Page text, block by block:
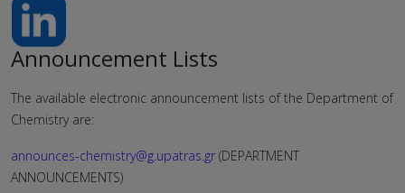
Announcement Lists
The available electronic announcement lists of the Department of
Chemistry are:
announces-chemistry@g.upatras.gr (DEPARTMENT
ANNOUNCEMENTS)